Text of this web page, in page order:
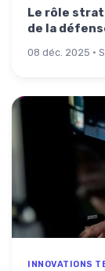
Le rôle
de la
08 déc. 2025 ·
INNOVATIONS